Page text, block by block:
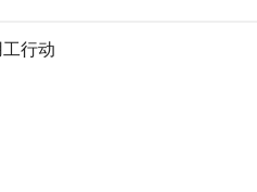
行动